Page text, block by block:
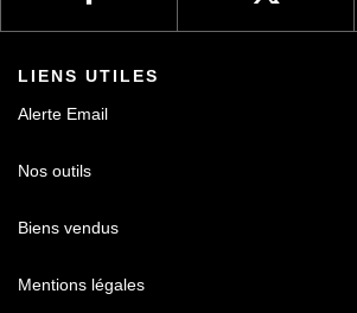
LIENS UTILES
Alerte Email
Nos outils
Biens vendus
Mentions légales